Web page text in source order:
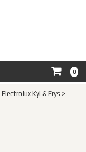
0
Electrolux Kyl & Frys >